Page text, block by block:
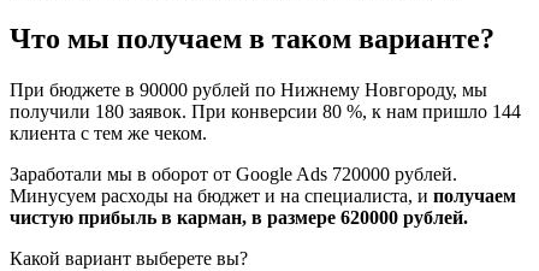
Что мы получаем в таком варианте?
При бюджете в 90000 рублей по Нижнему Новгороду, мы
получили 180 заявок. При конверсии 80 %, к нам пришло 144
клиента с тем же чеком.
Заработали мы в оборот от Google Ads 720000 рублей.
Минусуем расходы на бюджет и на специалиста, и получаем
чистую прибыль в карман, в размере 620000 рублей.
Какой вариант выберете вы?